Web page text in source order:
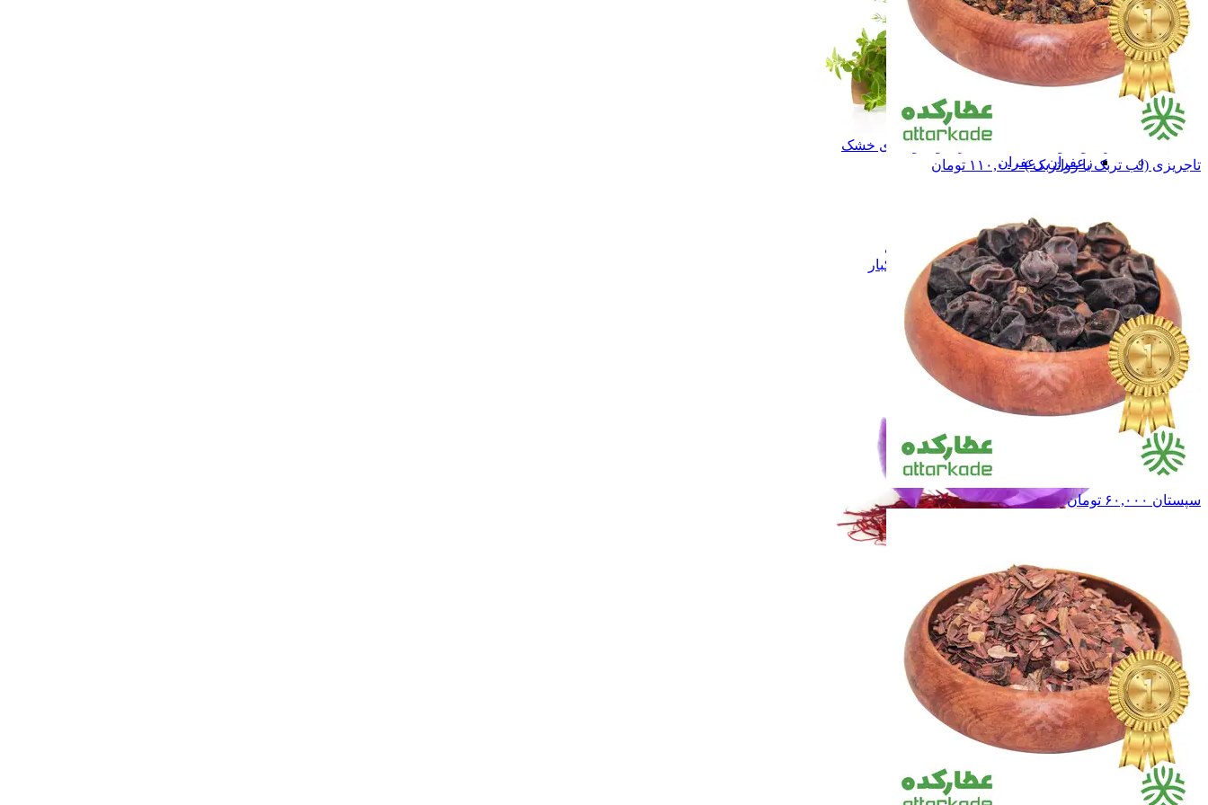
سبزی و میوه های خشک سبزی و میوه های خشک
زعفران زعفران
خشکبار خشکبار
فرآورده های لبنی فرآورده های لبنی
همه دسته بندی های زعفران و خشکبار
زعفران و خشکبار زعفران و خشکبار
حبوبات حبوبات
غـلـات غـلـات
همه دسته بندی های حبوبات و غلات
تاجریزی (لب تربک یا رواتربک ) ۱۱۰,۰۰۰ تومان
سپستان ۶۰,۰۰۰ تومان